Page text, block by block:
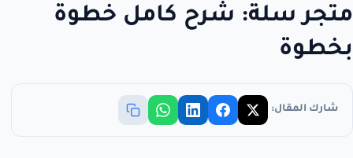
متجر سلة: شرح كامل خطوة
بخطوة
شارك المقال: